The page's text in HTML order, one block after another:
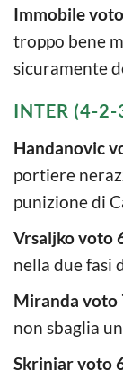
Immobile
troppo bene
sicuramente
INTER (4-2-
Handanovic
portiere
punizione di
Vrsaljko voto
nella due fasi
Miranda voto
non sbaglia
Skriniar voto